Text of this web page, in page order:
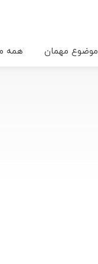
موضوع مهمان همه